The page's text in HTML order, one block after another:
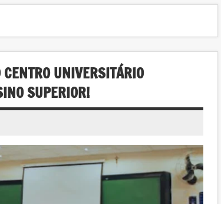
UNIVERSITÁRIO
SUPERIOR!